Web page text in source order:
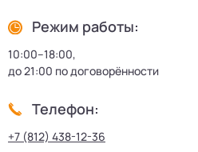
Режим работы:
10:00–18:00,
до 21:00 по договорённости
Телефон:
+7 (812) 438-12-36